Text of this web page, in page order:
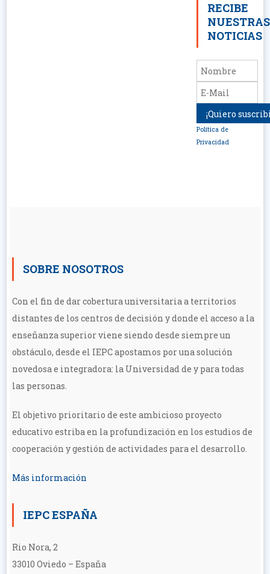
RECIBE
NUESTRAS
NOTICIAS
Política de
Privacidad
SOBRE NOSOTROS
Con el fin de dar cobertura universitaria a territorios
distantes de los centros de decisión y donde el acceso a la
enseñanza superior viene siendo desde siempre un
obstáculo, desde el IEPC apostamos por una solución
novedosa e integradora: la Universidad de y para todas
las personas.
El objetivo prioritario de este ambicioso proyecto
educativo estriba en la profundización en los estudios de
cooperación y gestión de actividades para el desarrollo.
Más información
IEPC ESPAÑA
Rio Nora, 2
33010 Oviedo – España